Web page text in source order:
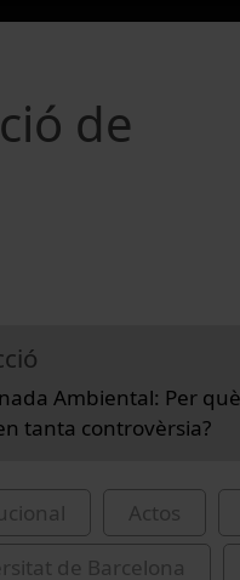
de
Ambiental: Per
tanta controvèrsia?
Actos
de Barcelona